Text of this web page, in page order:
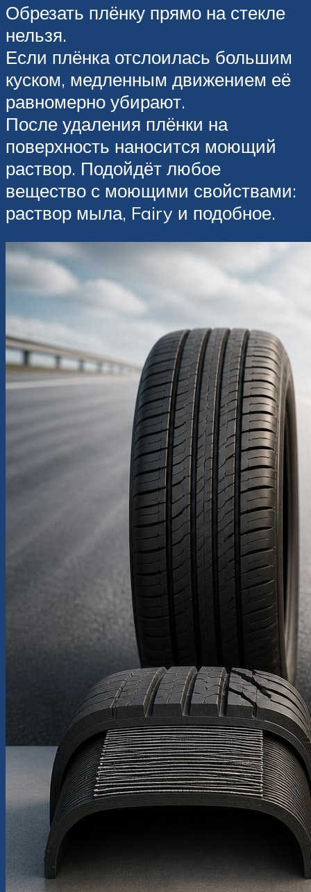
Обрезать плёнку прямо на стекле
нельзя.
Если плёнка отслоилась большим
куском, медленным движением её
равномерно убирают.
После удаления плёнки на
поверхность наносится моющий
раствор. Подойдёт любое
вещество с моющими свойствами:
раствор мыла, Fairy и подобное.